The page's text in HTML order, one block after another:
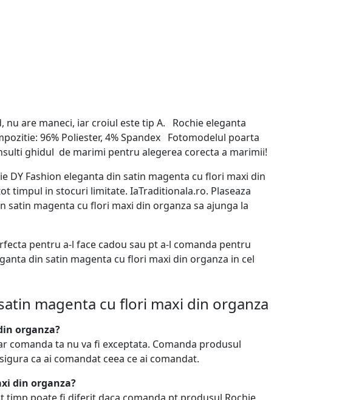
nu are maneci, iar croiul este tip A. Rochie eleganta
96% Poliester, 4% Spandex Fotomodelul poarta
ghidul de marimi pentru alegerea corecta a marimii!
DY Fashion eleganta din satin magenta cu flori maxi din
timpul in stocuri limitate. IaTraditionala.ro. Plaseaza
satin magenta cu flori maxi din organza sa ajunga la
pentru a-l face cadou sau pt a-l comanda pentru
din satin magenta cu flori maxi din organza in cel
magenta cu flori maxi din organza
organza?
comanda ta nu va fi exceptata. Comanda produsul
ca ai comandat ceea ce ai comandat.
din organza?